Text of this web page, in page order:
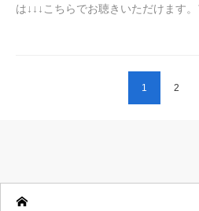
は↓↓↓こちらでお聴きいただけます
1 2